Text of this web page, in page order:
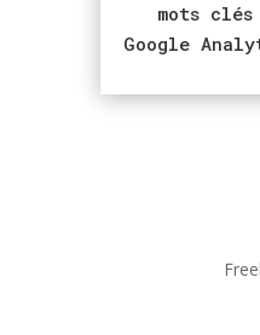
mots clés
Google